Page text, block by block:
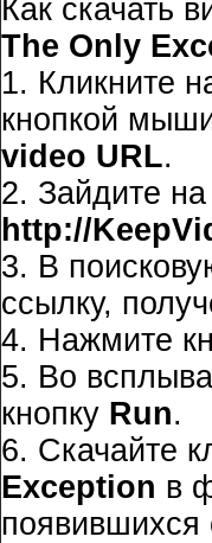
Как скачать
The Only
1. Кликните
кнопкой
video URL.
2. Зайдите на
http://
3. В
ссылку,
4. Нажмите
5. Во
кнопку Run.
6. Скачайте
Exception в
появившихся